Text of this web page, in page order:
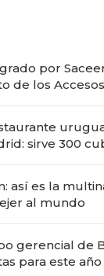
por
de los
sirve 300
así es la
al mundo
gerencial de
para este año